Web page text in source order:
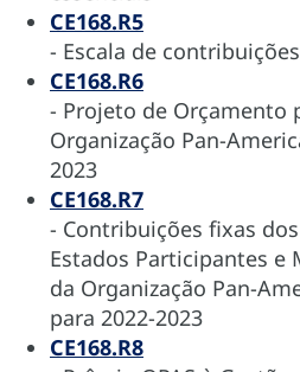
CE168.R5
- Escala de
CE168.R6
- Projeto de Orçamento
Organização Pan-
2023
CE168.R7
- Contribuições fixas
Estados Participantes e
da Organização Pan-
para 2022-2023
CE168.R8